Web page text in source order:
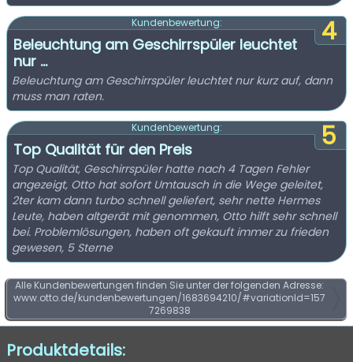
4
Kundenbewertung:
Beleuchtung am Geschirrspüler leuchtet
nur ...
Beleuchtung am Geschirrspüler leuchtet nur kurz auf, dann
muss man raten.
5
Kundenbewertung:
Top Qualität für den Preis
Top Qualität, Geschirrspüler hatte nach 4 Tagen Fehler
angezeigt, Otto hat sofort Umtausch in die Wege geleitet,
2ter kam dann turbo schnell geliefert, sehr nette Hermes
Leute, haben altgerät mit genommen, Otto hilft sehr schnell
bei. Problemlösungen, haben oft gekauft immer zu frieden
gewesen, 5 Sterne
Alle Kundenbewertungen finden Sie unter der folgenden Adresse:
www.otto.de/kundenbewertungen/1683694210/#variationId=157
7269838
Produktdetails: